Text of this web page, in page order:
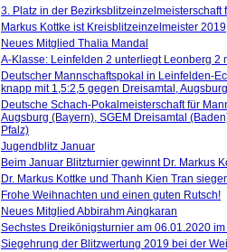
3. Platz in der Bezirksblitzeinzelmeisterschaft
Markus Kottke ist Kreisblitzeinzelmeister 2019
Neues Mitglied Thalia Mandal
A-Klasse: Leinfelden 2 unterliegt Leonberg 2
Deutscher Mannschaftspokal in Leinfelden-
knapp mit 1,5:2,5 gegen Dreisamtal,
Deutsche Schach-Pokalmeisterschaft für
Augsburg (Bayern), SGEM Dreisamtal
Pfalz)
Jugendblitz Januar
Beim Januar Blitzturnier gewinnt Dr. Markus
Dr. Markus Kottke und Thanh Kien Tran
Frohe Weihnachten und einen guten Rutsch!
Neues Mitglied Abbirahm Aingkaran
Sechstes Dreikönigsturnier am 06.01.2020
Siegehrung der Blitzwertung 2019 bei der